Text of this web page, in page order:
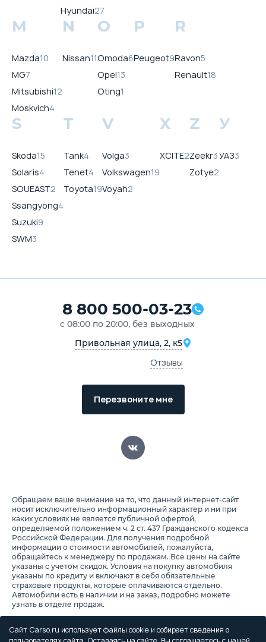
Hyundai27
M
Mazda10
MG7
Mitsubishi12
Moskvich4
N
Nissan11
O
Omoda6
Opel13
Oting1
P
Peugeot9
R
Ravon5
Renault18
S
Skoda15
Solaris4
SOUEAST2
Ssangyong4
Suzuki9
SWM3
T
Tank4
Tenet4
Toyota19
V
Volga3
Volkswagen19
Voyah2
X
XCITE2
Z
Zeekr3
Zotye2
У
УАЗ3
8 800 500-03-23
с 08:00 по 20:00, без выходных
Привольная улица, 2, к5
Отзывы
Перезвоните мне
Обращаем ваше внимание на то, что данный интернет-сайт
носит исключительно информационный характер и ни при
каких условиях не является публичной офертой,
определяемой положением ч. 2 ст. 437 Гражданского кодекса
Российской Федерации. Для получения подробной
информации о стоимости автомобилей, пожалуйста,
обращайтесь к менеджеру по продажам. Все цены на сайте
указаны с учетом скидок. Условия на покупку автомобиля
указаны по кредиту и включают в себя обязательные
страховые продукты, которые оплачиваются отдельно.
Автомобили есть в наличии и на заказ, подробно можете
узнать в отделе продаж.
Предоставляя свои персональные данные и используя
настоящий веб-сайт, Вы соглашаетесь с обработкой Ваших
персональных данных и принимаете условия их обработки.
Сайт Carso.ru использует файлы cookie и собирает сведения о